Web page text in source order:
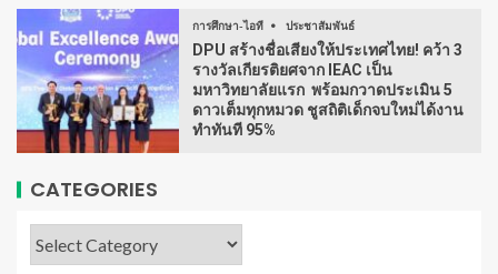
การศึกษา-ไอที ประชาสัมพันธ์
DPU สร้างชื่อเสียงให้ประเทศไทย! คว้า 3
รางวัลเกียรติยศจาก IEAC เป็น
มหาวิทยาลัยแรก พร้อมกวาดประเมิน 5
ดาวเต็มทุกหมวด ชูสถิติเด็กจบใหม่ได้งาน
ทำทันที 95%
CATEGORIES